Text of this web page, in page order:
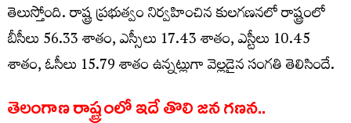
తెలుస్తోంది. రాష్ట్ర ప్రభుత్వం నిర్వహించిన కులగణనలో రాష్ట్రంలో
బీసీలు 56.33 శాతం, ఎస్సీలు 17.43 శాతం, ఎస్టీలు 10.45
శాతం, ఓసీలు 15.79 శాతం ఉన్నట్లుగా వెల్లడైన సంగతి తెలిసిందే.
తెలంగాణ రాష్ట్రంలో ఇదే తొలి జన గణన..